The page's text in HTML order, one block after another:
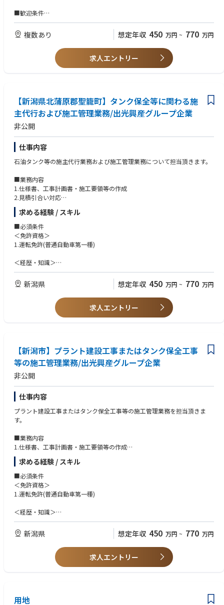
・他産業の知見も踏まえたプロセス改善や品質向上への取り組み
・緊急時における保安班員としての現場活動（班長の指示のもと対応）
■魅力、面白み：
発電所で働く多くの関係者と連携しながら、安全を守る中核的な役割を担
日常業務から緊急時対応まで一貫して関わることで、自身の業務が社会の
・複数領域（放射線・水質・廃棄物）にまたがる幅広い業務経験
・官公庁や協力企業との調整を通じた実務的なコミュニケーション力の向
上
・緊急時対応において公共の安全に直接関わる責任と手応え
・世界最高水準を目指した管理プロセス改善に携わる達成感
安全性の向上や環境保護に寄与する取り組みが、日々の業務の中で実感で
きる点が特徴です
■キャリアパス：
・緊急事態の対応として保安班に所属し、被ばく管理、評価などの業務を
担務します。
・放射線管理・化学管理の運用及び放射線設備に関する計画，設計、積
算，工事管理までの放射線防護・化学管理業務を担当いただきます。
化学管理業務の管理職として活躍の場があります。
・日々の宿直業務や訓練・教育等を通じ緊急時対応の力量を身に付けてい
ただき、緊急時の活動を行う「保安班員」としてご活躍いただきます。
■配属先部署、雰囲気：
・柏崎刈羽原子力発電所放射線安全部
・放射線安全部全体では80名程度。
放射線安全グループ：25名
放射線管理グループ：23名
化学管理グループ：12名
東京電力社員 約1,200名 協力企業社員 約5,000名 合計6,000名以上
が従事。
～雰囲気～
・入社1年目の若手からベテランまで多彩なメンバーで構成され、和気あ
いあいとしています。お互いを尊重しながら、有事の際は相互応援ができ
る職場です。
・発電所の放射線安全管理、放射性廃棄管理、化学管理の業務であるた
め、部を超えた発電所のサポート役を担っており、相談しやすい職場で
す。
能な業務もございます。
・在宅勤務では、Webex等を利用してコミュニケーションを取っていま
す。
■施工管理業務など
■企業紹介
☆頼れる人材と確かな技術で創る、「笑顔と感動」を全てのお客様へ☆
出光エンジアリングは、長年にわたって出光グループの製油所・石油化学
工場のプラント設計、運転、保全に携わってきました。設備をもっと安全
に、もっと安定して稼働させるにはどうすればいいのか。省エネや環境負
現状に満足することなく、多様な面からより良い設備の姿を目指し、追及
を続けてきました。成功と失敗を繰り返しながら課題と向き合い、ひとつ
ひとつ答えを見つけてきました。私たちには、こうして積み重ねてきた
様々なノウハウがあります。経験という確かな歩みによって磨かれ、生ま
れてきた数多くの知恵と技術があります。
だからこそ、その解決力と専門力をお客様のために役立てたい。ユーザー
の視点を活かした提案で、お客様のプラントを支えるパートナーとなりた
会社です。
■歓迎条件
・危険物・石油・化学関連施設の工事経験をお持ちの方
・大型タンク開放検査経験や配管工事の施工管理経験をお持ちの方
・機械保全技能士（機械系）、酸欠硫化水素危険作業主任者、足場作業主
・固定観念にとらわれず、柔軟な発想で新しいものを生み出す人
複数あり 想定年収 450 万円 ~ 770 万円
求人エントリー
【新潟県北蒲原郡聖籠町】タンク保全等に関わる施
主代行および施工管理業務/出光興産グループ企業
非公開
仕事内容
石油タンク等の施主代行業務および施工管理業務について担当頂きます。
■業務内容
1.仕様書、工事計画書・施工要領等の作成
2.見積引合い対応
3.施工管理、監理技術者業務 など
■企業紹介
☆頼れる人材と確かな技術で創る、「笑顔と感動」を全てのお客様へ☆
出光エンジアリングは、長年にわたって出光グループの製油所・石油化学
工場のプラント設計、運転、保全に携わってきました。設備をもっと安全
に、もっと安定して稼働させるにはどうすればいいのか。省エネや環境負
コストの適正化を図るにはどうするべきか。
現状に満足することなく、多様な面からより良い設備の姿を目指し、追及
を続けてきました。成功と失敗を繰り返しながら課題と向き合い、ひとつ
ひとつ答えを見つけてきました。私たちには、こうして積み重ねてきた
だからこそ、その解決力と専門力をお客様のために役立てたい。ユーザー
の視点を活かした提案で、お客様のプラントを支えるパートナーとなりた
い。私たちは、お客様にとっての最適とは何かを考えるエンジニアリング
会社です。
求める経験 / スキル
■必須条件
＜免許資格＞
1.運転免許(普通自動車第一種)
＜経歴・知識＞
・大型タンク(特定タンク)関連の施工管理経験
(建設、開放検査、保全工事等)
1.1級施工管理技士(管工事、土木工事、建築、電気、機械器具設置等)
＜経歴・知識＞
1.石油タンクの保全工事または施工管理経験
2.高さ10m以上の仮設足場組立解体の施工経験、または施工管理経験
新潟県 想定年収 450 万円 ~ 770 万円
求人エントリー
【新潟市】プラント建設工事またはタンク保全工事
等の施工管理業務/出光興産グループ企業
非公開
仕事内容
プラント建設工事またはタンク保全工事等の施工管理業務を担当頂きま
す。
■業務内容
1.仕様書、工事計画書・施工要領等の作成
2.見積引合い対応
3.施工管理、監理技術者業務 など
■企業紹介
☆頼れる人材と確かな技術で創る、「笑顔と感動」を全てのお客様へ☆
出光エンジアリングは、長年にわたって出光グループの製油所・石油化学
工場のプラント設計、運転、保全に携わってきました。設備をもっと安全
荷の低減を実現するには、運転や保全業務の効率化、生産性の向上や保全
コストの適正化を図るにはどうするべきか。
現状に満足することなく、多様な面からより良い設備の姿を目指し、追及
を続けてきました。成功と失敗を繰り返しながら課題と向き合い、ひとつ
求める経験 / スキル
■必須条件
＜免許資格＞
1.運転免許(普通自動車第一種)
＜経歴・知識＞
・プラントでの建設工事またはタンク保全工事等の施工管理経験
(建設、開放検査、保全工事等)
1.1級施工管理技士(管工事、土木工事、建築工事、機械器具設置等)
＜経歴・知識＞
新潟県 想定年収 450 万円 ~ 770 万円
求人エントリー
用地